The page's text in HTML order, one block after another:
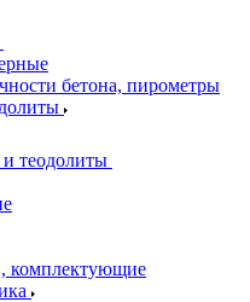
бетона, пирометры
теодолиты
комплектующие